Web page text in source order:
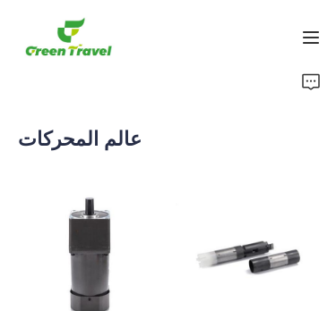
عالم المحركات
منتجات
قواعد التصنيع والعمليات